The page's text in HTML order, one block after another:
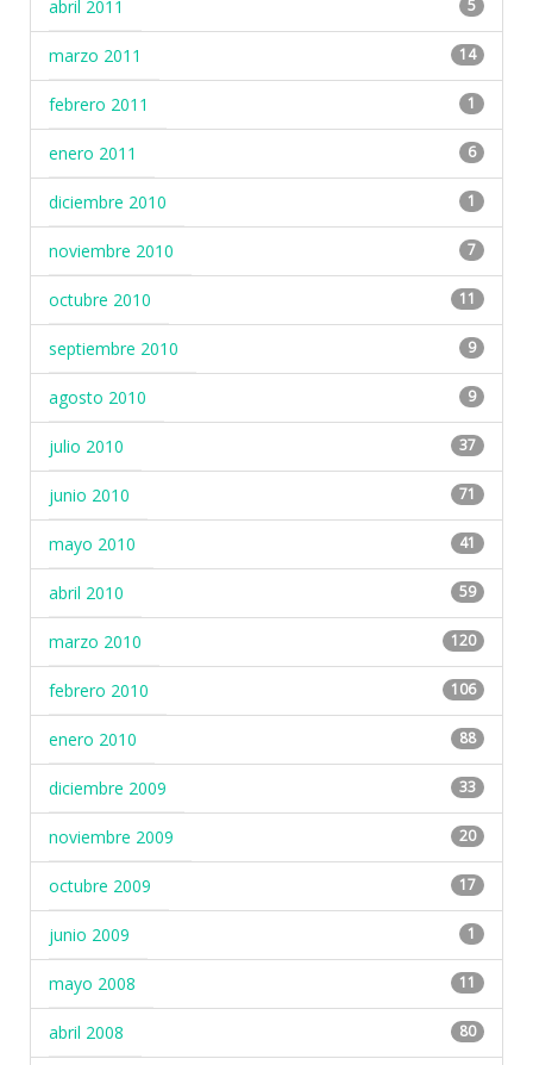
abril 2011 5
marzo 2011 14
febrero 2011 1
enero 2011 6
diciembre 2010 1
noviembre 2010 7
octubre 2010 11
septiembre 2010 9
agosto 2010 9
julio 2010 37
junio 2010 71
mayo 2010 41
abril 2010 59
marzo 2010 120
febrero 2010 106
enero 2010 88
diciembre 2009 33
noviembre 2009 20
octubre 2009 17
junio 2009 1
mayo 2008 11
abril 2008 80